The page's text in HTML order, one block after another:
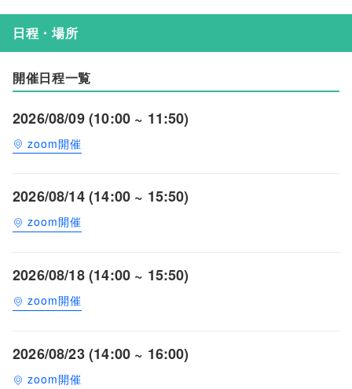
日程・場所
開催日程一覧
2026/08/09 (10:00 ~ 11:50)
zoom開催
2026/08/14 (14:00 ~ 15:50)
zoom開催
2026/08/18 (14:00 ~ 15:50)
zoom開催
2026/08/23 (14:00 ~ 16:00)
zoom開催